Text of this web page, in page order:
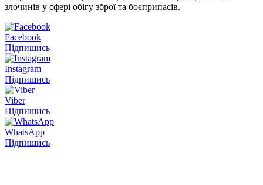
злочинів у сфері обігу зброї та боєприпасів.
Facebook
Підпишись
Instagram
Підпишись
Viber
Підпишись
WhatsApp
Підпишись